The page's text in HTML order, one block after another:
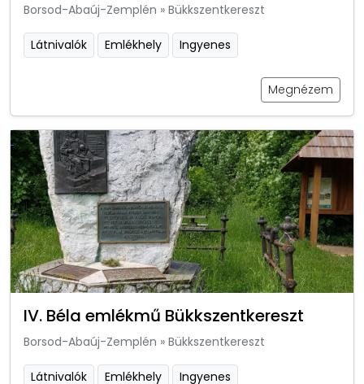
Borsod-Abaúj-Zemplén » Bükkszentkereszt
Látnivalók Emlékhely Ingyenes
Megnézem
IV. Béla emlékmű Bükkszentkereszt
Borsod-Abaúj-Zemplén » Bükkszentkereszt
Látnivalók Emlékhely Ingyenes